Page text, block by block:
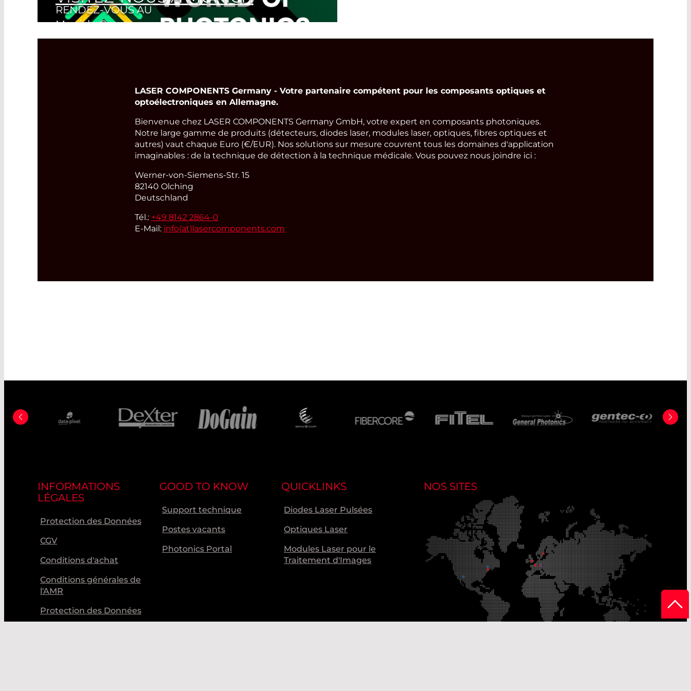
RENDEZ-VOUS AU
Munich, Germany
22. juin 2027 - 25. juin 2027
Nous nous réjouissons de vous accueillir
LASER COMPONENTS Germany - Votre partenaire compétent pour les composants optiques et
optoélectroniques en Allemagne.
Bienvenue chez LASER COMPONENTS Germany GmbH, votre expert en composants photoniques.
Notre large gamme de produits (détecteurs, diodes laser, modules laser, optiques, fibres optiques et
autres) vaut chaque Euro (€/EUR). Nos solutions sur mesure couvrent tous les domaines d'application
imaginables : de la technique de détection à la technique médicale. Vous pouvez nous joindre ici :
Werner-von-Siemens-Str. 15
82140 Olching
Deutschland
Tél.: +49 8142 2864-0
E-Mail: info(at) lasercomponents.com
INFORMATIONS
LÉGALES
Protection des Données
CGV
Conditions d'achat
Conditions générales de
l'AMR
Protection des Données
GOOD TO KNOW
Support technique
Postes vacants
Photonics Portal
QUICKLINKS
Diodes Laser Pulsées
Optiques Laser
Modules Laser pour le
Traitement d'Images
NOS SITES